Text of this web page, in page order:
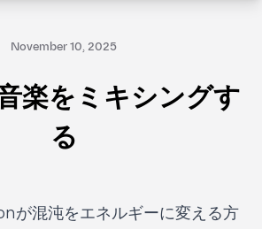
November 10, 2025
楽をミキシングす
る
混沌をエネルギーに変える方